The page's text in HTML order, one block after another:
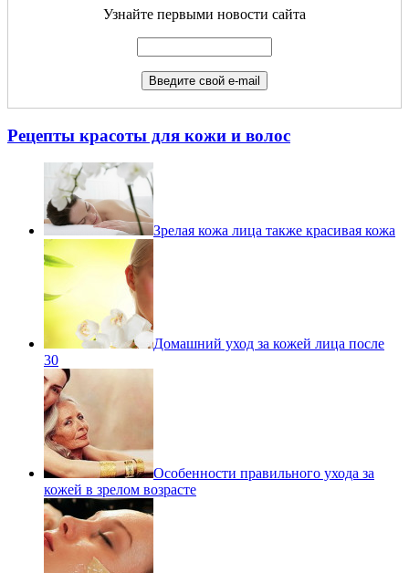
Узнайте первыми новости сайта
Рецепты красоты для кожи и волос
Зрелая кожа лица также красивая кожа
Домашний уход за кожей лица после
30
Особенности правильного ухода за
кожей в зрелом возрасте